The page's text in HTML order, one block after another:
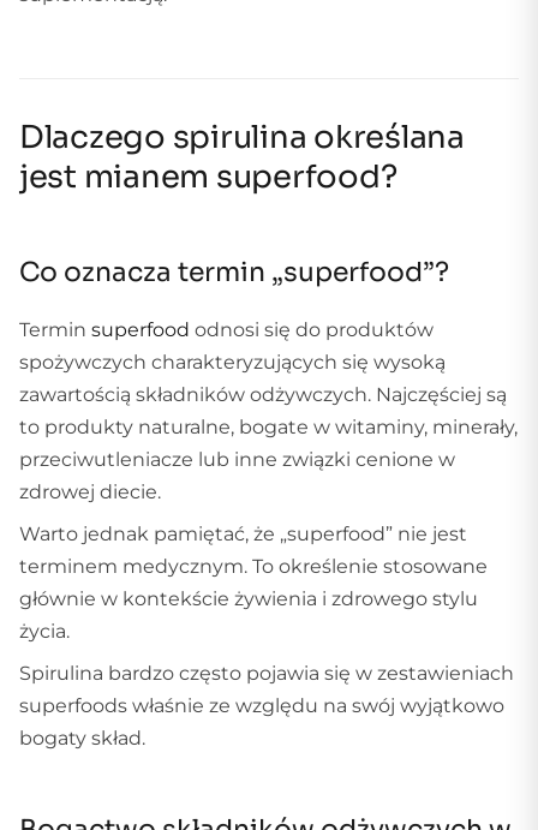
Dlaczego spirulina określana
jest mianem superfood?
Co oznacza termin „superfood”?
Termin superfood odnosi się do produktów
spożywczych charakteryzujących się wysoką
zawartością składników odżywczych. Najczęściej są
to produkty naturalne, bogate w witaminy, minerały,
przeciwutleniacze lub inne związki cenione w
zdrowej diecie.
Warto jednak pamiętać, że „superfood” nie jest
terminem medycznym. To określenie stosowane
głównie w kontekście żywienia i zdrowego stylu
życia.
Spirulina bardzo często pojawia się w zestawieniach
superfoods właśnie ze względu na swój wyjątkowo
bogaty skład.